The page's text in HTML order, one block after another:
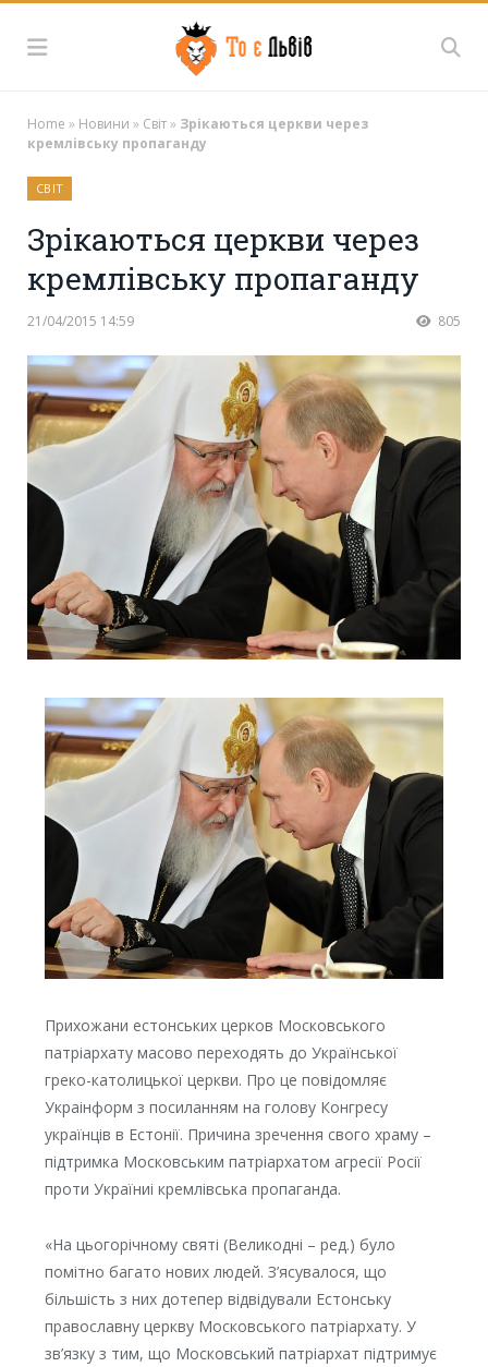
Home » Новини » Світ» Зрікаються церкви через
кремлівську пропаганду
СВІТ
Зрікаються церкви через
кремлівську пропаганду
21/04/2015 14:59 805
Прихожани естонських церков Московського
патріархату масово переходять до Української
греко-католицької церкви. Про це повідомляє
Украінформ з посиланням на голову Конгресу
українців в Естонії. Причина зречення свого храму –
підтримка Московським патріархатом агресії Росії
проти Україниі кремлівська пропаганда.
«На цьогорічному святі (Великодні – ред.) було
помітно багато нових людей. З’ясувалося, що
більшість з них дотепер відвідували Естонську
православну церкву Московського патріархату. У
зв’язку з тим, що Московський патріархат підтримує